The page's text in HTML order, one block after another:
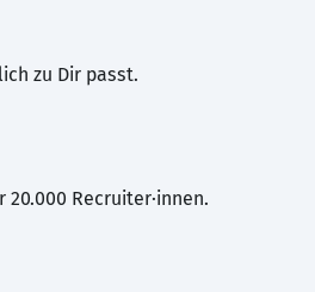
zu Dir passt.
Recruiter·innen.